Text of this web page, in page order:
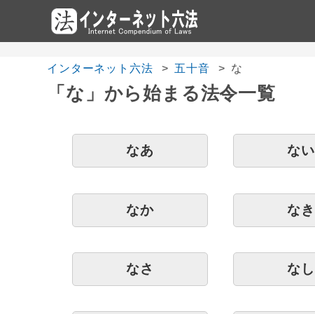
インターネット六法
五十音 な
「な」から始まる法令一覧
なあ ない
なか なき
なさ なし